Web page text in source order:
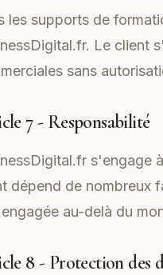
les supports de
Le client
sans
7 - Responsabilité
s'engage
dépend de nombreux
au-delà du
8 - Protection des